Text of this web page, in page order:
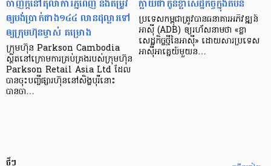
ឲ្យបង់ប្រាក់ជាង១៤៤ លានដុល្លារទៅ
ឲ្យក្រុមហ៊ុនម្ចាស់ គម្រោង
ក្រុមហ៊ុន Parkson Cambodia
ស្ថិតនៅក្រោមការគ្រប់គ្រងរបស់ក្រុមហ៊ុន
Parkson Retail Asia Ltd ដែល
បានចុះបញ្ចីផ្សារហ៊ុននៅសិង្ហបុរីនោះ
បានចា…
ប្រទេស​កម្ពុជា​ត្រូវ​បាន​ធនាគារ​អភិវឌ្ឍន៍​
អាស៊ី (ADB) ឲ្យ​រហ័ស​នាមថា «ខ្លា​
សេដ្ឋកិច្ច​ថ្មី​នៃ​អាស៊ី» ដោយសារ​ប្រទេស​
អាស៊ី​អាគ្នេយ៍​មួយ​ន…
ថ្មីៗ